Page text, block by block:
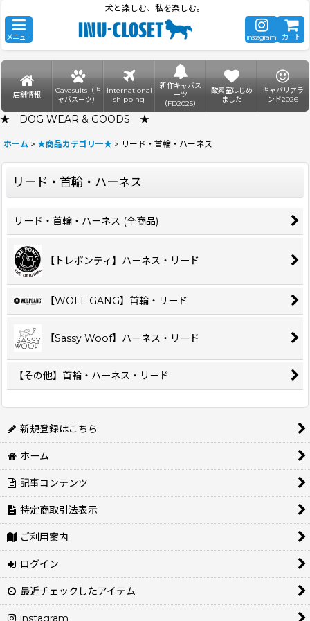
犬と楽しむ、私を楽しむ。
メニュー instagram カート
店舗情報
Cavasuits（キ
ャバスーツ）
International
shipping
新作キャバス
ーツ
（FD2025）
酸素室はじめ
ました
キャバリアラ
ンド2026
★ DOG WEAR & GOODS ★
ホーム > ★商品カテゴリ一★ > リード・首輪・ハーネス
リード・首輪・ハーネス
リード・首輪・ハーネス (全商品)
【トレポンティ】ハーネス・リード
【WOLF GANG】首輪・リード
【Sassy Woof】ハーネス・リード
【その他】首輪・ハーネス・リード
新規登録はこちら
ホーム
記事コンテンツ
特定商取引法表示
ご利用案内
ログイン
最近チェックしたアイテム
instagram